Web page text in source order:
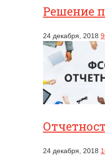
Решение
24 декабря, 2018
24 декабря, 2018